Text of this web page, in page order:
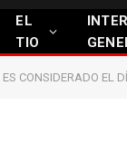
EL
TIO
CONSIDERADO EL